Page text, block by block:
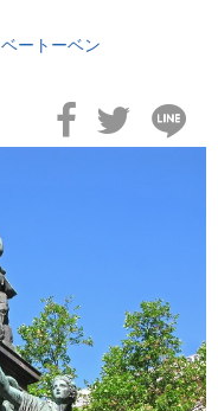
ベートーベン